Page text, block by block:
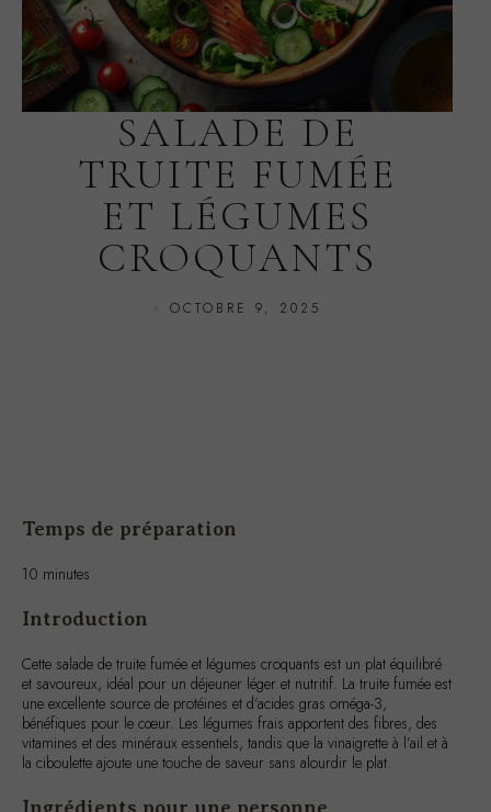
SALADE DE
TRUITE FUMÉE
ET LÉGUMES
CROQUANTS
OCTOBRE 9, 2025
10 minutes
Introduction
Cette salade de truite fumée et légumes croquants est un plat équilibré
et savoureux, idéal pour un déjeuner léger et nutritif. La truite fumée est
une excellente source de protéines et d’acides gras oméga-3,
bénéfiques pour le cœur. Les légumes frais apportent des fibres, des
vitamines et des minéraux essentiels, tandis que la vinaigrette à l’ail et à
la ciboulette ajoute une touche de saveur sans alourdir le plat.
Ingrédients pour une personne
50 g de salade verte (mélange de laitue, roquette, etc.)